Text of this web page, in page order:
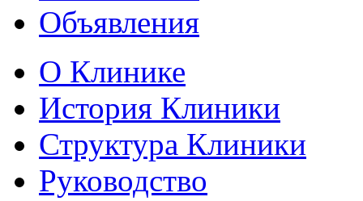
Объявления
О Клинике
История Клиники
Структура Клиники
Руководство